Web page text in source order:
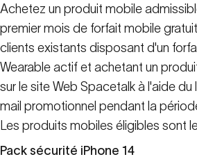
Achetez un produit mobile
premier mois de forfait mobile
clients existants disposant d'un
Wearable actif et achetant un
sur le site Web Spacetalk à l'aide du
mail promotionnel pendant la
Les produits mobiles éligibles sont
Pack sécurité iPhone 14